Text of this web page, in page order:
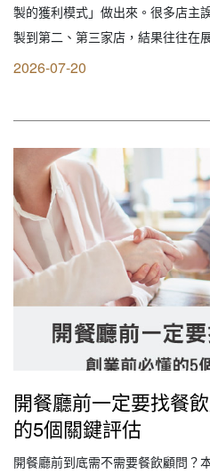
製的獲利模式」做出來。很多店主
製到第二、第三家店，結果往往
不上、品質不穩定、總部制度沒建
2026-07-20
開餐廳前一定要找餐
的5個關鍵評估
開餐廳前到底需不需要餐飲顧問？